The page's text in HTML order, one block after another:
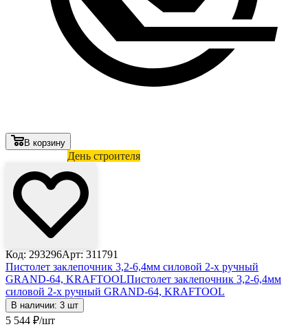
В корзину
День строителя
Код: 293296Арт: 311791
Пистолет заклепочник 3,2-6,4мм силовой 2-х ручный
GRAND-64, KRAFTOOLПистолет заклепочник 3,2-6,4мм
силовой 2-х ручный GRAND-64, KRAFTOOL
В наличии: 3 шт
5 544 ₽/шт